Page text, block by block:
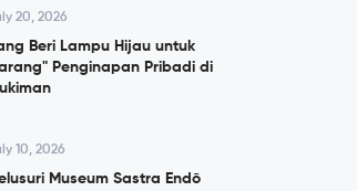
20, 2026
Beri Lampu Hijau untuk
Penginapan Pribadi di
10, 2026
Museum Sastra Endō